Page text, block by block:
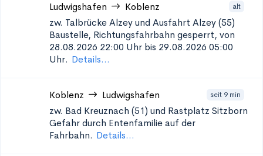
Ludwigshafen Koblenz alt
zw. Talbrücke Alzey und Ausfahrt Alzey (55)
Baustelle, Richtungsfahrbahn gesperrt, von
28.08.2026 22:00 Uhr bis 29.08.2026 05:00
Uhr. Details...
Koblenz Ludwigshafen seit 9 min
zw. Bad Kreuznach (51) und Rastplatz Sitzborn
Gefahr durch Entenfamilie auf der
Fahrbahn. Details...